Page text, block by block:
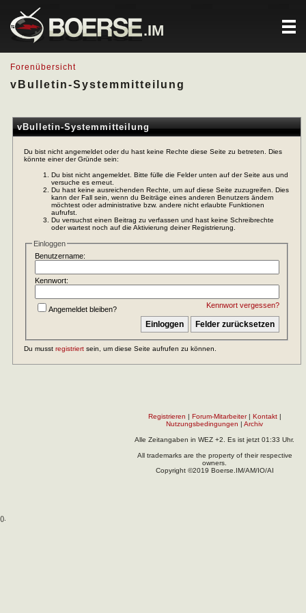
.IM
Forenübersicht
vBulletin-Systemmitteilung
vBulletin-Systemmitteilung
Du bist nicht angemeldet oder du hast keine Rechte diese Seite zu betreten. Dies
könnte einer der Gründe sein:
Du bist nicht angemeldet. Bitte fülle die Felder unten auf der Seite aus und
versuche es erneut.
Du hast keine ausreichenden Rechte, um auf diese Seite zuzugreifen. Dies
kann der Fall sein, wenn du Beiträge eines anderen Benutzers ändern
möchtest oder administrative bzw. andere nicht erlaubte Funktionen
aufrufst.
Du versuchst einen Beitrag zu verfassen und hast keine Schreibrechte
oder wartest noch auf die Aktivierung deiner Registrierung.
Einloggen
Benutzername:
Kennwort:
Kennwort vergessen?
Angemeldet bleiben?
Du musst registriert sein, um diese Seite aufrufen zu können.
Registrieren | Forum-Mitarbeiter| Kontakt|
Nutzungsbedingungen | Archiv
Alle Zeitangaben in WEZ +2. Es ist jetzt 01:33 Uhr.
All trademarks are the property of their respective
owners.
Copyright ©2019 Boerse.IM/AM/IO/AI
().